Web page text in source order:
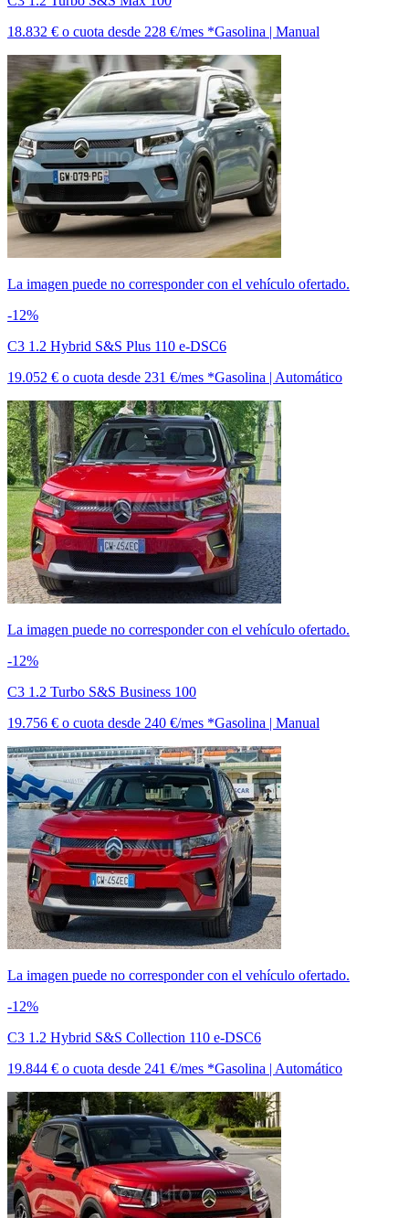
18.832 € o cuota desde 228 €/mes *Gasolina | Manual
La imagen puede no corresponder con el vehículo ofertado.
-12%
C3 1.2 Hybrid S&S Plus 110 e-DSC6
19.052 € o cuota desde 231 €/mes *Gasolina | Automático
La imagen puede no corresponder con el vehículo ofertado.
-12%
C3 1.2 Turbo S&S Business 100
19.756 € o cuota desde 240 €/mes *Gasolina | Manual
La imagen puede no corresponder con el vehículo ofertado.
-12%
C3 1.2 Hybrid S&S Collection 110 e-DSC6
19.844 € o cuota desde 241 €/mes *Gasolina | Automático